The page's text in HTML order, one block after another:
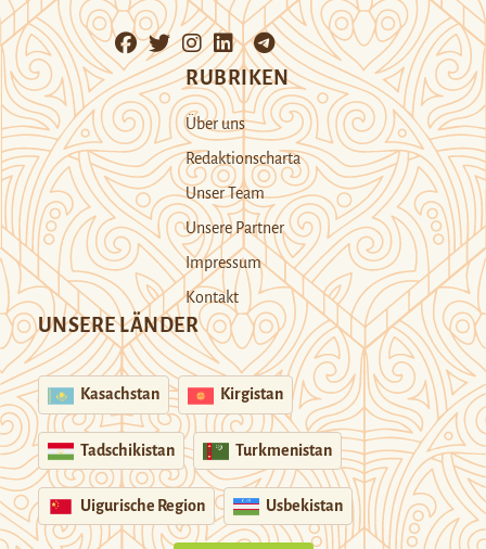
RUBRIKEN
Über uns
Redaktionscharta
Unser Team
Unsere Partner
Impressum
Kontakt
UNSERE LÄNDER
Kasachstan Kirgistan
Tadschikistan Turkmenistan
Uigurische Region Usbekistan